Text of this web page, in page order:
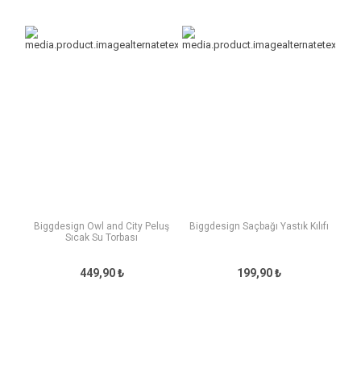
Biggdesign Owl and City Peluş
Sıcak Su Torbası
449,90 ₺
Biggdesign Saçbağı Yastık Kılıfı
199,90 ₺